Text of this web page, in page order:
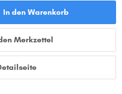
In den Warenkorb
Merkzettel